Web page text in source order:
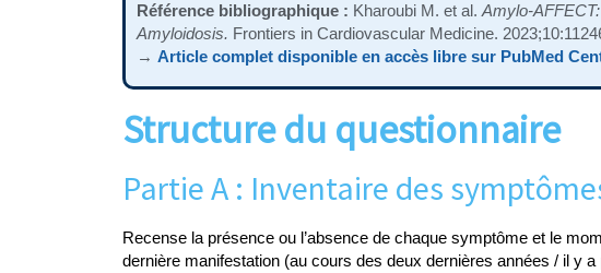
Référence bibliographique : Kharoubi M. et al. Amylo-
Amyloidosis. Frontiers in Cardiovascular Medicine.
→ Article complet disponible en accès libre sur PubMed
Structure du questionnaire
Partie A : Inventaire des
Recense la présence ou l’absence de chaque symptôme et le
dernière manifestation (au cours des deux dernières années / il y a